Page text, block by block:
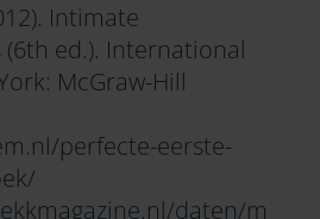
Intimate
(6th ed.). International
McGraw-Hill
perfecte-eerste-
daten/m